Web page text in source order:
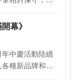
在周慶前將完…
幕》
中慶活動陸續
種新品牌和快